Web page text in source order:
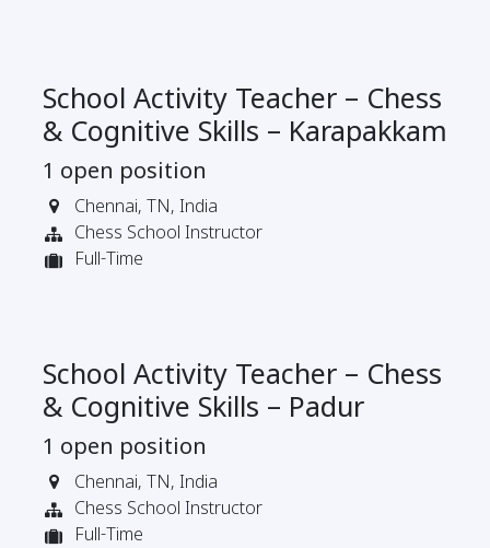
School Activity Teacher – Chess
& Cognitive Skills – Karapakkam
1 open position
Chennai, TN, India
Chess School Instructor
Full-Time
School Activity Teacher – Chess
& Cognitive Skills – Padur
1 open position
Chennai, TN, India
Chess School Instructor
Full-Time